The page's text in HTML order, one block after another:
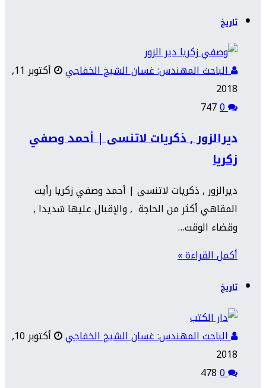
تاريخ
الباحث المهندس: غسان الشيخ الخفاجي
أكتوبر 11,
2018
0
ديرالزور , ذكريات لاتنسى | أحمد وصفي
زكريا
ديرالزور , ذكريات لاتنسى | أحمد وصفي زكريا رأيت
المقاهي أكثر من الحاجة , والإقبال عليها شديدا ,
وقضاء الوقت…
أكمل القراءة »
تاريخ
الباحث المهندس: غسان الشيخ الخفاجي
أكتوبر 10,
2018
0